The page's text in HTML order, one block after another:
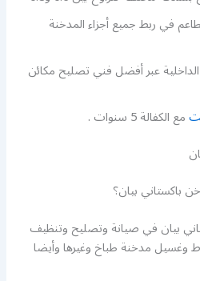
في ربط جميع أجزاء المدخنة
عبر أفضل فني تصليح مكائن
مع الكفالة 5 سنوات .
باكستاني بيان؟
بيان في صيانة وتصليح وتنظيف
وغسيل مدخنة طباخ وغيرها وأيضا